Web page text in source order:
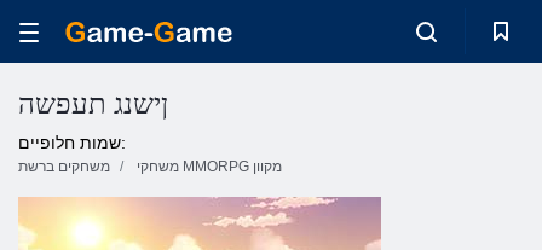
ןישנג תעפשה
שמות חלופיים:
משחקים ברשת משחקי MMORPG מקוון